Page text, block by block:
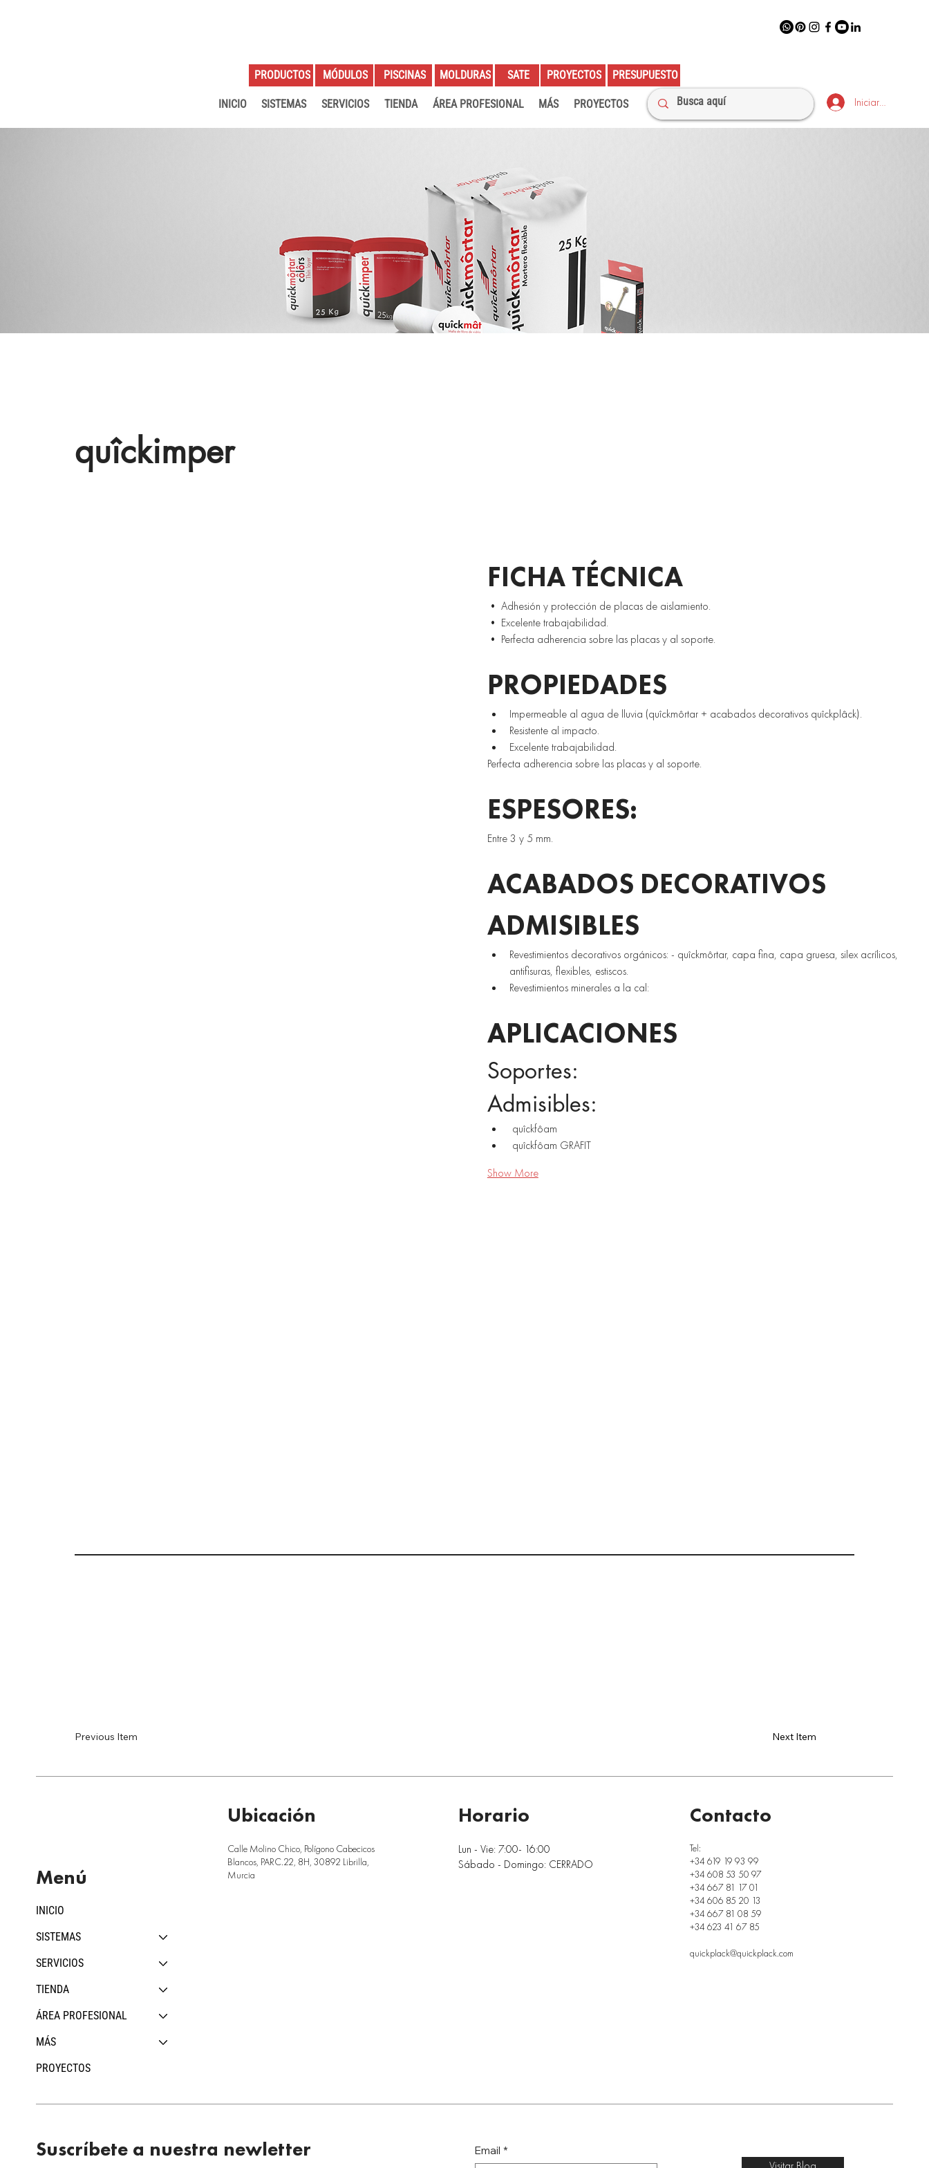
INICIO SISTEMAS SERVICIOS TIENDA ÁREA PROFESIONAL MÁS PROYECTOS
PRODUCTOS MÓDULOS PISCINAS MOLDURAS SATE PRESUPUESTO
PROYECTOS
Iniciar sesión
quîckimper
Next Item
Previous Item
FICHA TÉCNICA
• Adhesión y protección de placas de aislamiento.
• Excelente trabajabilidad.
• Perfecta adherencia sobre las placas y al soporte.
PROPIEDADES
Impermeable al agua de lluvia (quîckmôrtar + acabados decorativos quîckplâck).
Resistente al impacto.
Excelente trabajabilidad.
Perfecta adherencia sobre las placas y al soporte.
ESPESORES:
Entre 3 y 5 mm.
ACABADOS DECORATIVOS
ADMISIBLES
Revestimientos decorativos orgánicos: - quîckmôrtar, capa fina, capa gruesa, silex acrílicos,
antifisuras, flexibles, estiscos.
Revestimientos minerales a la cal:
APLICACIONES
Soportes:
Admisibles:
quîckfôam
quîckfôam GRAFIT
Show More
INICIO
SISTEMAS
SERVICIOS
TIENDA
ÁREA PROFESIONAL
MÁS
PROYECTOS
Menú
Ubicación
Calle Molino Chico, Polígono Cabecicos
Blancos, PARC.22, 8H, 30892 Librilla,
Murcia
Lun - Vie: 7:00- 16:00
Sábado - Domingo: CERRADO
Horario
Tel:
+34 619 19 93 99
+34 608 53 50 97
+34 667 81 17 01
+34 606 85 20 13
+34 667 81 08 59
+34 623 41 67 85
quickplack@quickplack.com
Contacto
Suscríbete a nuestra newletter Email *